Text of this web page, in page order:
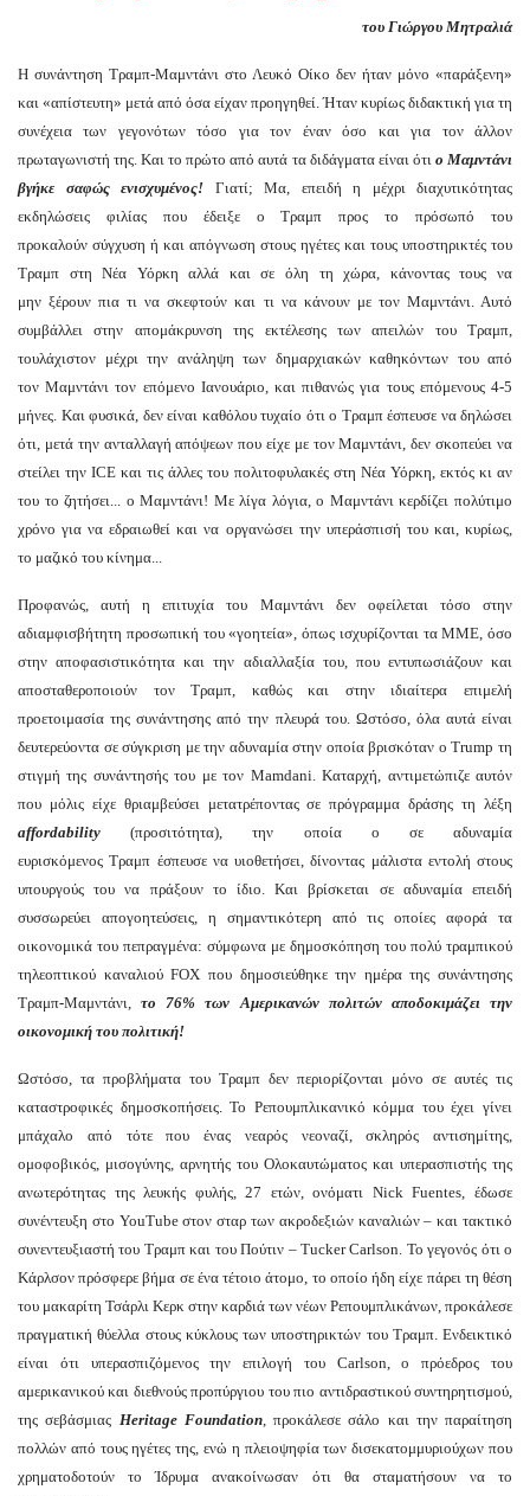
του Γιώργου Μητραλιά
Η συνάντηση Τραμπ-Μαμντάνι στο Λευκό Οίκο δεν ήταν μόνο «παράξενη»
και «απίστευτη» μετά από όσα είχαν προηγηθεί. Ήταν κυρίως διδακτική για τη
συνέχεια των γεγονότων τόσο για τον έναν όσο και για τον άλλον
πρωταγωνιστή της. Και το πρώτο από αυτά τα διδάγματα είναι ότι ο Μαμντάνι
βγήκε σαφώς ενισχυμένος! Γιατί; Μα, επειδή η μέχρι διαχυτικότητας
εκδηλώσεις φιλίας που έδειξε ο Τραμπ προς το πρόσωπό του
προκαλούν σύγχυση ή και απόγνωση στους ηγέτες και τους υποστηρικτές του
Τραμπ στη Νέα Υόρκη αλλά και σε όλη τη χώρα, κάνοντας τους να
μην ξέρουν πια τι να σκεφτούν και τι να κάνουν με τον Μαμντάνι. Αυτό
συμβάλλει στην απομάκρυνση της εκτέλεσης των απειλών του Τραμπ,
τουλάχιστον μέχρι την ανάληψη των δημαρχιακών καθηκόντων του από
τον Μαμντάνι τον επόμενο Ιανουάριο, και πιθανώς για τους επόμενους 4-5
μήνες. Και φυσικά, δεν είναι καθόλου τυχαίο ότι ο Τραμπ έσπευσε να δηλώσει
ότι, μετά την ανταλλαγή απόψεων που είχε με τον Μαμντάνι, δεν σκοπεύει να
στείλει την ICE και τις άλλες του πολιτοφυλακές στη Νέα Υόρκη, εκτός κι αν
του το ζητήσει... ο Μαμντάνι! Με λίγα λόγια, ο Μαμντάνι κερδίζει πολύτιμο
χρόνο για να εδραιωθεί και να οργανώσει την υπεράσπισή του και, κυρίως,
το μαζικό του κίνημα...
Προφανώς, αυτή η επιτυχία του Μαμντάνι δεν οφείλεται τόσο στην
αδιαμφισβήτητη προσωπική του «γοητεία», όπως ισχυρίζονται τα ΜΜΕ, όσο
στην αποφασιστικότητα και την αδιαλλαξία του, που εντυπωσιάζουν και
αποσταθεροποιούν τον Τραμπ, καθώς και στην ιδιαίτερα επιμελή
προετοιμασία της συνάντησης από την πλευρά του. Ωστόσο, όλα αυτά είναι
δευτερεύοντα σε σύγκριση με την αδυναμία στην οποία βρισκόταν ο Trump τη
στιγμή της συνάντησής του με τον Mamdani. Καταρχή, αντιμετώπιζε αυτόν
που μόλις είχε θριαμβεύσει μετατρέποντας σε πρόγραμμα δράσης τη λέξη
affordability (προσιτότητα), την οποία ο σε αδυναμία
ευρισκόμενος Τραμπ έσπευσε να υιοθετήσει, δίνοντας μάλιστα εντολή στους
υπουργούς του να πράξουν το ίδιο. Και βρίσκεται σε αδυναμία επειδή
συσσωρεύει απογοητεύσεις, η σημαντικότερη από τις οποίες αφορά τα
οικονομικά του πεπραγμένα: σύμφωνα με δημοσκόπηση του πολύ τραμπικού
τηλεοπτικού καναλιού FOX που δημοσιεύθηκε την ημέρα της συνάντησης
Τραμπ-Μαμντάνι,το 76% των Αμερικανών πολιτών αποδοκιμάζει την
οικονομική του πολιτική!
Ωστόσο, τα προβλήματα του Τραμπ δεν περιορίζονται μόνο σε αυτές τις
καταστροφικές δημοσκοπήσεις. Το Ρεπουμπλικανικό κόμμα του έχει γίνει
μπάχαλο από τότε που ένας νεαρός νεοναζί, σκληρός αντισημίτης,
ομοφοβικός, μισογύνης, αρνητής του Ολοκαυτώματος και υπερασπιστής της
ανωτερότητας της λευκής φυλής, 27 ετών, ονόματι Nick Fuentes, έδωσε
συνέντευξη στο YouTube στον σταρ των ακροδεξιών καναλιών – και τακτικό
συνεντευξιαστή του Τραμπ και του Πούτιν – Tucker Carlson. Το γεγονός ότι ο
Κάρλσον πρόσφερε βήμα σε ένα τέτοιο άτομο, το οποίο ήδη είχε πάρει τη θέση
του μακαρίτη Τσάρλι Κερκ στην καρδιά των νέων Ρεπουμπλικάνων, προκάλεσε
πραγματική θύελλα στους κύκλους των υποστηρικτών του Τραμπ. Ενδεικτικό
είναι ότι υπερασπιζόμενος την επιλογή του Carlson, ο πρόεδρος του
αμερικανικού και διεθνούς προπύργιου του πιο αντιδραστικού συντηρητισμού,
της σεβάσμιας Heritage Foundation, προκάλεσε σάλο και την παραίτηση
πολλών από τους ηγέτες της, ενώ η πλειοψηφία των δισεκατομμυριούχων που
χρηματοδοτούν το Ίδρυμα ανακοίνωσαν ότι θα σταματήσουν να το